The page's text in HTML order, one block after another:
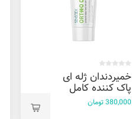
خمیردندان ژله ای
پاک کننده کامل
دندان سنسیدکس
100 گرم
380,000 تومان